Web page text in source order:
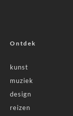
Ontdek
kunst
muziek
design
reizen